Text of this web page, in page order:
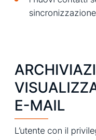
sincronizzazione
E-MAIL
L’utente con il